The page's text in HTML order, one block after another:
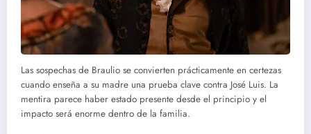
Las sospechas de Braulio se convierten prácticamente en certezas
cuando enseña a su madre una prueba clave contra José Luis. La
mentira parece haber estado presente desde el principio y el
impacto será enorme dentro de la familia.